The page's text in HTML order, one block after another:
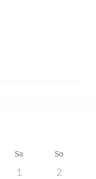
Sa So
1
2